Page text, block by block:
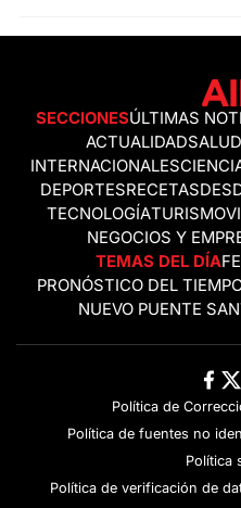
SECCIONESÚLTIMAS
ACTUALIDADSALUD
INTERNACIONALES
DEPORTESRECETAS
TECNOLOGÍATURISMO
NEGOCIOS Y
TEMAS DEL DÍA
PRONÓSTICO DEL
NUEVO PUENTE
Política de
Política de fuentes no
Política
Política de verificación de